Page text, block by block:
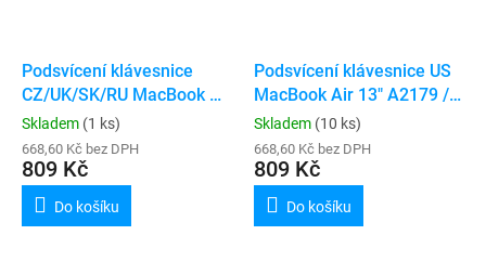
Podsvícení klávesnice
CZ/UK/SK/RU MacBook Air
13" A2179 / A2337
Skladem (1 ks)
668,60 Kč bez DPH
809 Kč
Do košíku
Podsvícení klávesnice US
MacBook Air 13" A2179 /
A2337
Skladem (10 ks)
668,60 Kč bez DPH
809 Kč
Do košíku